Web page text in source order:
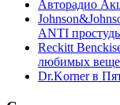
Авторадио
ANTI
Reckitt
любимых
Dr.Korner в